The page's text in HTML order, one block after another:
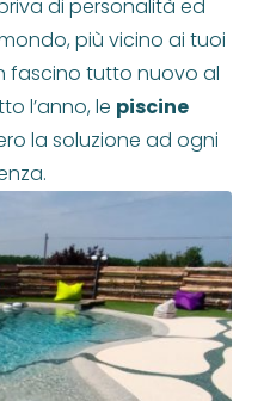
di personalità ed
più vicino ai tuoi
fascino tutto nuovo al
l’anno, le piscine
la soluzione ad ogni